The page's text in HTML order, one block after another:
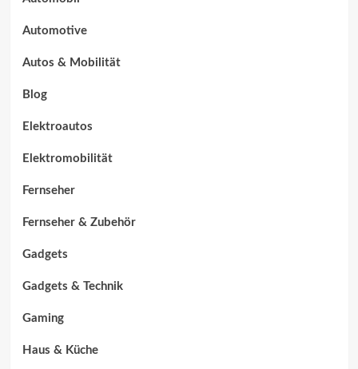
Automotive
Autos & Mobilität
Blog
Elektroautos
Elektromobilität
Fernseher
Fernseher & Zubehör
Gadgets
Gadgets & Technik
Gaming
Haus & Küche